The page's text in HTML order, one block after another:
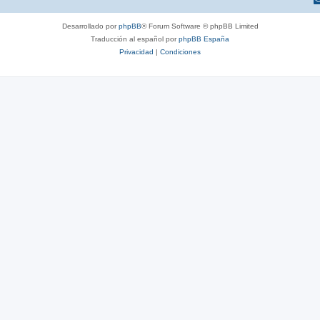
Desarrollado porphpBB® Forum Software © phpBB Limited
Traducción al español porphpBB España
Privacidad | Condiciones